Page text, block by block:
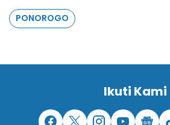
PONOROGO
Ikuti Kami